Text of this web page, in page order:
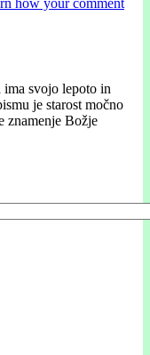
how your comment
svojo lepoto in
je starost močno
znamenje Božje